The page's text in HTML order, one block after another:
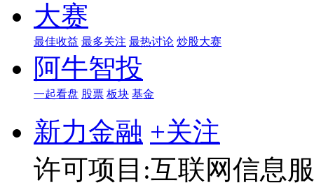
大赛
最佳收益 最多关注 最热讨论 炒股大赛
阿牛智投
一起看盘 股票 板块 基金
新力金融 +关注
许可项目:互联网信息